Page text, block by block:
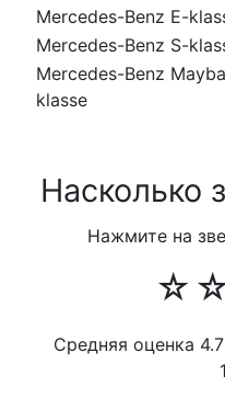
Mercedes-Benz E-
Mercedes-Benz S-
Mercedes-Benz
klasse
Насколько
Нажмите на
☆
Средняя оценка 4.7